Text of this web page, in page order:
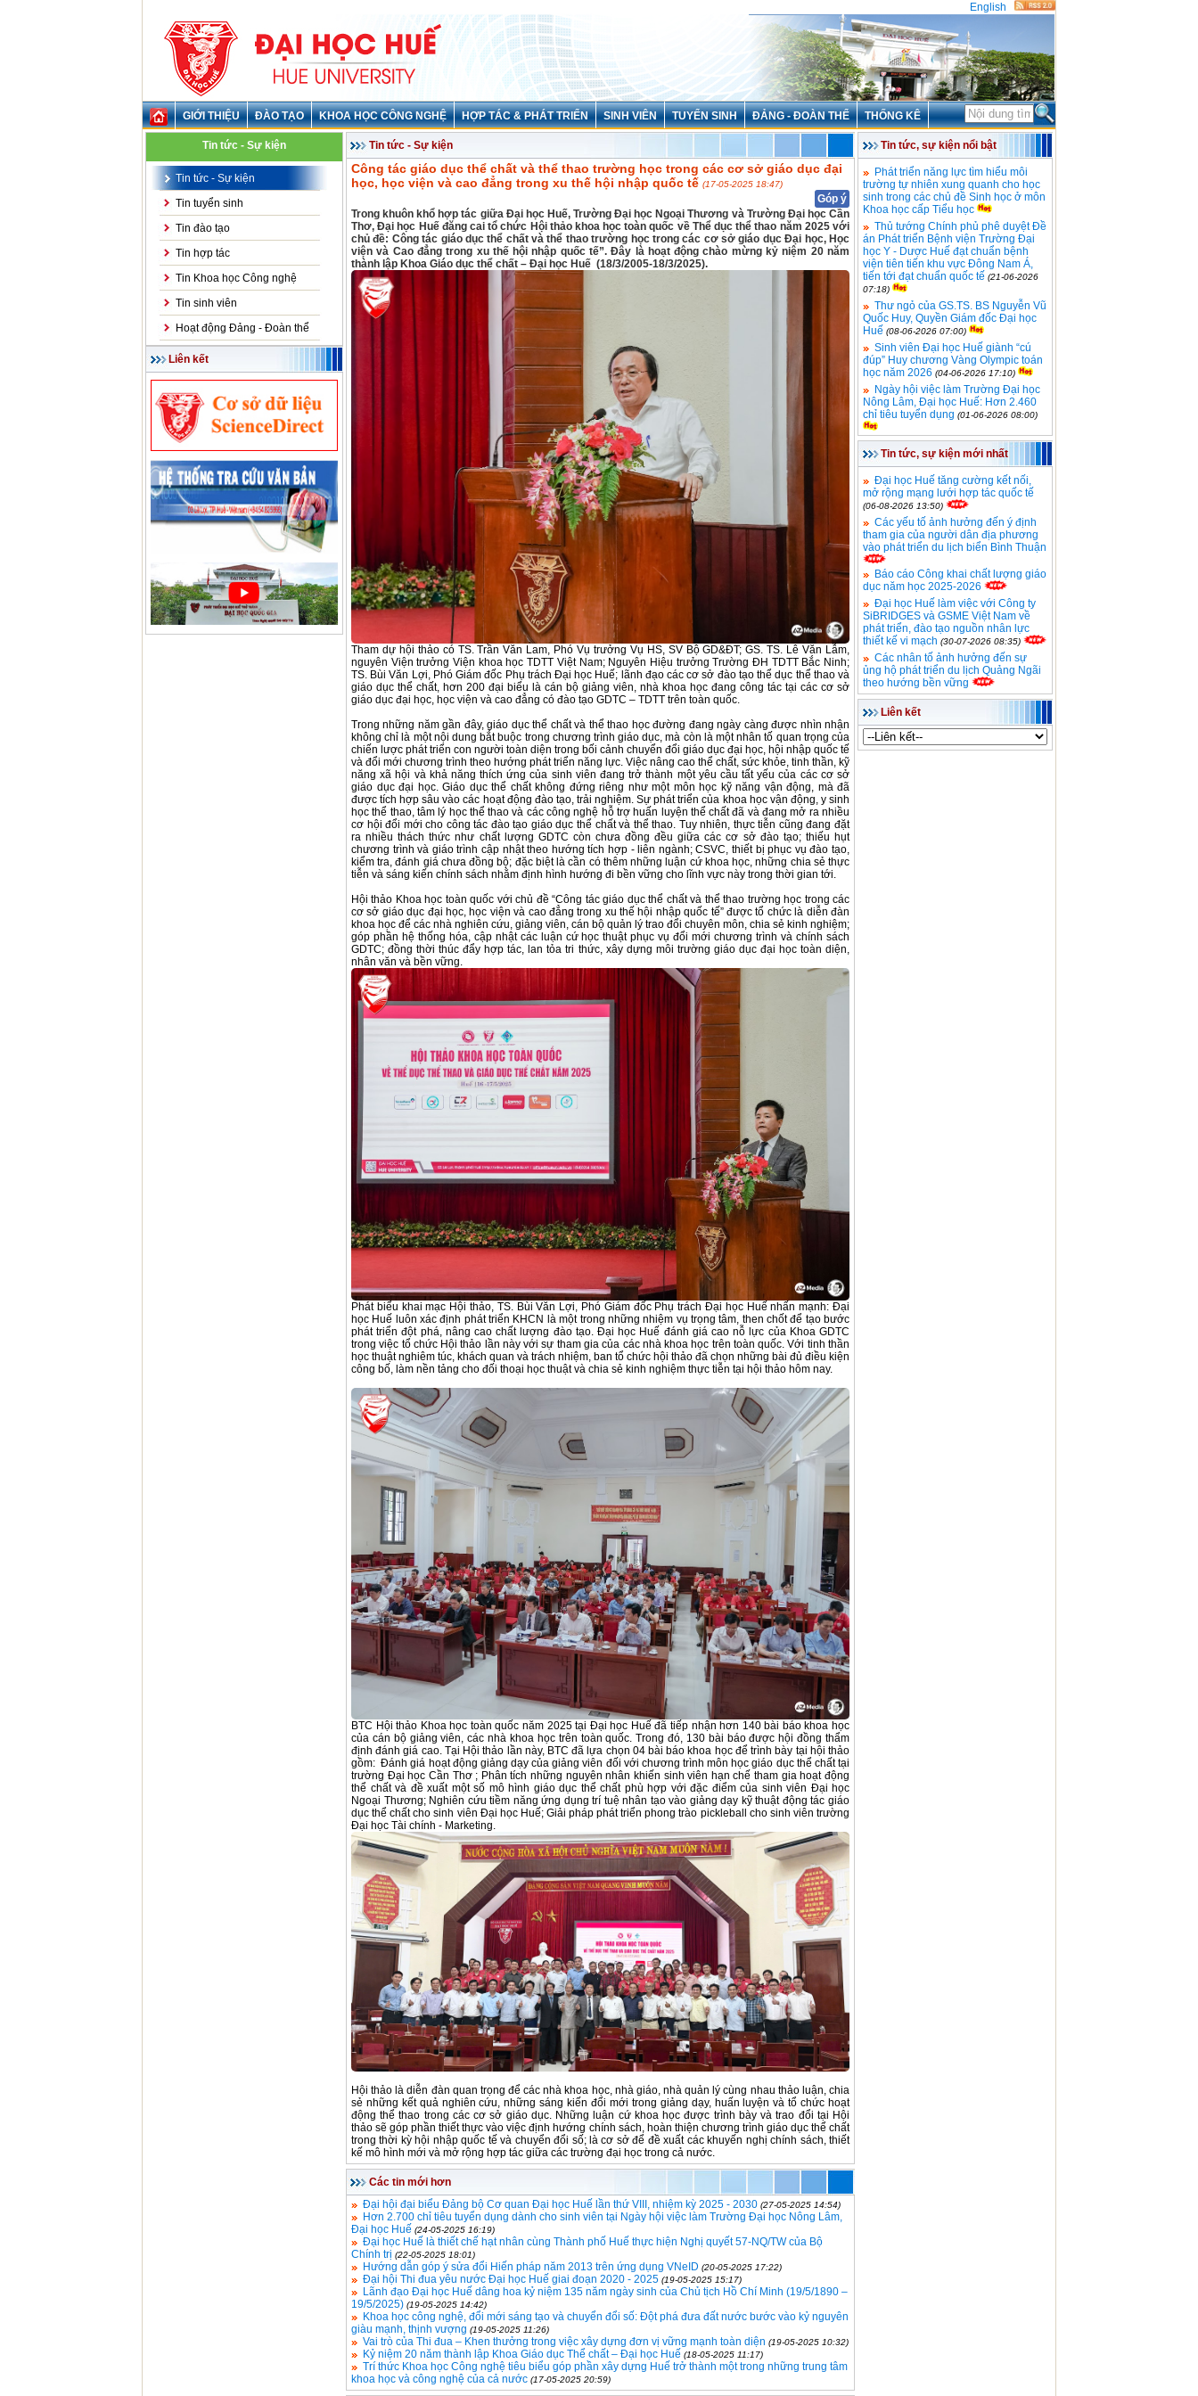
English
GIỚI THIỆU ĐÀO TẠO KHOA HỌC CÔNG NGHỆ HỢP TÁC & PHÁT TRIỂN SINH VIÊN TUYỂN SINH ĐẢNG - ĐOÀN THỂ THỐNG KÊ
Tin tức - Sự kiện
Tin tức - Sự kiện
Tin tuyển sinh
Tin đào tạo
Tin hợp tác
Tin Khoa học Công nghệ
Tin sinh viên
Hoạt động Đảng - Đoàn thể
Liên kết
Tin tức - Sự kiện
Công tác giáo dục thể chất và thể thao trường học trong các cơ sở giáo dục đại
học, học viện và cao đẳng trong xu thế hội nhập quốc tế (17-05-2025 18:47)
Góp ý
Trong khuôn khổ hợp tác giữa Đại học Huế, Trường Đại học Ngoại Thương và Trường Đại học Cần
Thơ, Đại học Huế đăng cai tổ chức Hội thảo khoa học toàn quốc về Thể dục thể thao năm 2025 với
chủ đề: Công tác giáo dục thể chất và thể thao trường học trong các cơ sở giáo dục Đại học, Học
viện và Cao đẳng trong xu thế hội nhập quốc tế”. Đây là hoạt động chào mừng kỷ niệm 20 năm
thành lập Khoa Giáo dục thể chất – Đại học Huế (18/3/2005-18/3/2025).
Tham dự hội thảo có TS. Trần Văn Lam, Phó Vụ trưởng Vụ HS, SV Bộ GD&ĐT; GS. TS. Lê Văn Lẫm,
nguyên Viện trưởng Viện khoa học TDTT Việt Nam; Nguyên Hiệu trưởng Trường ĐH TDTT Bắc Ninh;
TS. Bùi Văn Lợi, Phó Giám đốc Phụ trách Đại học Huế; lãnh đạo các cơ sở đào tạo thể dục thể thao và
giáo dục thể chất, hơn 200 đại biểu là cán bộ giảng viên, nhà khoa học đang công tác tại các cơ sở
giáo dục đại học, học viện và cao đẳng có đào tạo GDTC – TDTT trên toàn quốc.
Trong những năm gần đây, giáo dục thể chất và thể thao học đường đang ngày càng được nhìn nhận
không chỉ là một nội dung bắt buộc trong chương trình giáo dục, mà còn là một nhân tố quan trọng của
chiến lược phát triển con người toàn diện trong bối cảnh chuyển đổi giáo dục đại học, hội nhập quốc tế
và đổi mới chương trình theo hướng phát triển năng lực. Việc nâng cao thể chất, sức khỏe, tinh thần, kỹ
năng xã hội và khả năng thích ứng của sinh viên đang trở thành một yêu cầu tất yếu của các cơ sở
giáo dục đại học. Giáo dục thể chất không đứng riêng như một môn học kỹ năng vận động, mà đã
được tích hợp sâu vào các hoạt động đào tạo, trải nghiệm. Sự phát triển của khoa học vận động, y sinh
học thể thao, tâm lý học thể thao và các công nghệ hỗ trợ huấn luyện thể chất đã và đang mở ra nhiều
cơ hội đổi mới cho công tác đào tạo giáo dục thể chất và thể thao. Tuy nhiên, thực tiễn cũng đang đặt
ra nhiều thách thức như chất lượng GDTC còn chưa đồng đều giữa các cơ sở đào tạo; thiếu hụt
chương trình và giáo trình cập nhật theo hướng tích hợp - liên ngành; CSVC, thiết bị phục vụ đào tạo,
kiểm tra, đánh giá chưa đồng bộ; đặc biệt là cần có thêm những luận cứ khoa học, những chia sẻ thực
tiễn và sáng kiến chính sách nhằm định hình hướng đi bền vững cho lĩnh vực này trong thời gian tới.
Hội thảo Khoa học toàn quốc với chủ đề “Công tác giáo dục thể chất và thể thao trường học trong các
cơ sở giáo dục đại học, học viện và cao đẳng trong xu thế hội nhập quốc tế” được tổ chức là diễn đàn
khoa học để các nhà nghiên cứu, giảng viên, cán bộ quản lý trao đổi chuyên môn, chia sẻ kinh nghiệm;
góp phần hệ thống hóa, cập nhật các luận cứ học thuật phục vụ đổi mới chương trình và chính sách
GDTC; đồng thời thúc đẩy hợp tác, lan tỏa tri thức, xây dựng môi trường giáo dục đại học toàn diện,
nhân văn và bền vững.
Phát biểu khai mạc Hội thảo, TS. Bùi Văn Lợi, Phó Giám đốc Phụ trách Đại học Huế nhấn mạnh: Đại
học Huế luôn xác định phát triển KHCN là một trong những nhiệm vụ trọng tâm, then chốt để tạo bước
phát triển đột phá, nâng cao chất lượng đào tạo. Đại học Huế đánh giá cao nỗ lực của Khoa GDTC
trong việc tổ chức Hội thảo lần này với sự tham gia của các nhà khoa học trên toàn quốc. Với tinh thần
học thuật nghiêm túc, khách quan và trách nhiệm, ban tổ chức hội thảo đã chọn những bài đủ điều kiện
công bố, làm nền tảng cho đối thoại học thuật và chia sẻ kinh nghiệm thực tiễn tại hội thảo hôm nay.
BTC Hội thảo Khoa học toàn quốc năm 2025 tại Đại học Huế đã tiếp nhận hơn 140 bài báo khoa học
của cán bộ giảng viên, các nhà khoa học trên toàn quốc. Trong đó, 130 bài báo được hội đồng thẩm
định đánh giá cao. Tại Hội thảo lần này, BTC đã lựa chọn 04 bài báo khoa học để trình bày tại hội thảo
gồm: Đánh giá hoạt động giảng dạy của giảng viên đối với chương trình môn học giáo dục thể chất tại
trường Đại học Cần Thơ ; Phân tích những nguyên nhân khiến sinh viên hạn chế tham gia hoạt động
thể chất và đề xuất một số mô hình giáo dục thể chất phù hợp với đặc điểm của sinh viên Đại học
Ngoại Thương; Nghiên cứu tiềm năng ứng dụng trí tuệ nhân tạo vào giảng dạy kỹ thuật động tác giáo
dục thể chất cho sinh viên Đại học Huế; Giải pháp phát triển phong trào pickleball cho sinh viên trường
Đại học Tài chính - Marketing.
Hội thảo là diễn đàn quan trọng để các nhà khoa học, nhà giáo, nhà quản lý cùng nhau thảo luận, chia
sẻ những kết quả nghiên cứu, những sáng kiến đổi mới trong giảng dạy, huấn luyện và tổ chức hoạt
động thể thao trong các cơ sở giáo dục. Những luận cứ khoa học được trình bày và trao đổi tại Hội
thảo sẽ góp phần thiết thực vào việc định hướng chính sách, hoàn thiện chương trình giáo dục thể chất
trong thời kỳ hội nhập quốc tế và chuyển đổi số; là cơ sở để đề xuất các khuyến nghị chính sách, thiết
kế mô hình mới và mở rộng hợp tác giữa các trường đại học trong cả nước.
Các tin mới hơn
Đại hội đại biểu Đảng bộ Cơ quan Đại học Huế lần thứ VIII, nhiệm kỳ 2025 - 2030 (27-05-2025 14:54)
Hơn 2.700 chỉ tiêu tuyển dụng dành cho sinh viên tại Ngày hội việc làm Trường Đại học Nông Lâm,
Đại học Huế (24-05-2025 16:19)
Đại học Huế là thiết chế hạt nhân cùng Thành phố Huế thực hiện Nghị quyết 57-NQ/TW của Bộ
Chính trị (22-05-2025 18:01)
Hướng dẫn góp ý sửa đổi Hiến pháp năm 2013 trên ứng dụng VNeID (20-05-2025 17:22)
Đại hội Thi đua yêu nước Đại học Huế giai đoạn 2020 - 2025 (19-05-2025 15:17)
Lãnh đạo Đại học Huế dâng hoa kỷ niệm 135 năm ngày sinh của Chủ tịch Hồ Chí Minh (19/5/1890 –
19/5/2025) (19-05-2025 14:42)
Khoa học công nghệ, đổi mới sáng tạo và chuyển đổi số: Đột phá đưa đất nước bước vào kỷ nguyên
giàu mạnh, thịnh vượng (19-05-2025 11:26)
Vai trò của Thi đua – Khen thưởng trong việc xây dựng đơn vị vững mạnh toàn diện (19-05-2025 10:32)
Kỷ niệm 20 năm thành lập Khoa Giáo dục Thể chất – Đại học Huế (18-05-2025 11:17)
Trí thức Khoa học Công nghệ tiêu biểu góp phần xây dựng Huế trở thành một trong những trung tâm
khoa học và công nghệ của cả nước (17-05-2025 20:59)
Tin tức, sự kiện nổi bật
Phát triển năng lực tìm hiểu môi
trường tự nhiên xung quanh cho học
sinh trong các chủ đề Sinh học ở môn
Khoa học cấp Tiểu học
Thủ tướng Chính phủ phê duyệt Đề
án Phát triển Bệnh viện Trường Đại
học Y - Dược Huế đạt chuẩn bệnh
viện tiên tiến khu vực Đông Nam Á,
tiến tới đạt chuẩn quốc tế (21-06-2026
07:18)
Thư ngỏ của GS.TS. BS Nguyễn Vũ
Quốc Huy, Quyền Giám đốc Đại học
Huế (08-06-2026 07:00)
Sinh viên Đại học Huế giành “cú
đúp” Huy chương Vàng Olympic toán
học năm 2026 (04-06-2026 17:10)
Ngày hội việc làm Trường Đại học
Nông Lâm, Đại học Huế: Hơn 2.460
chỉ tiêu tuyển dụng (01-06-2026 08:00)
Tin tức, sự kiện mới nhất
Đại học Huế tăng cường kết nối,
mở rộng mạng lưới hợp tác quốc tế
(06-08-2026 13:50)
Các yếu tố ảnh hưởng đến ý định
tham gia của người dân địa phương
vào phát triển du lịch biển Bình Thuận
Báo cáo Công khai chất lượng giáo
dục năm học 2025-2026
Đại học Huế làm việc với Công ty
SiBRIDGES và GSME Việt Nam về
phát triển, đào tạo nguồn nhân lực
thiết kế vi mạch (30-07-2026 08:35)
Các nhân tố ảnh hưởng đến sự
ủng hộ phát triển du lịch Quảng Ngãi
theo hướng bền vững
Liên kết